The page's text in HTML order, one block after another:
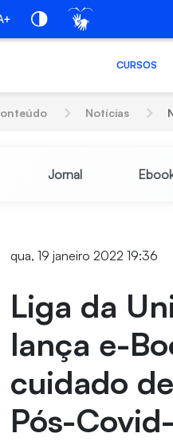
CURSOS
Notícias
Jornal
qua, 19 janeiro 2022 19:36
Liga da
lança e-
cuidado
Pós-